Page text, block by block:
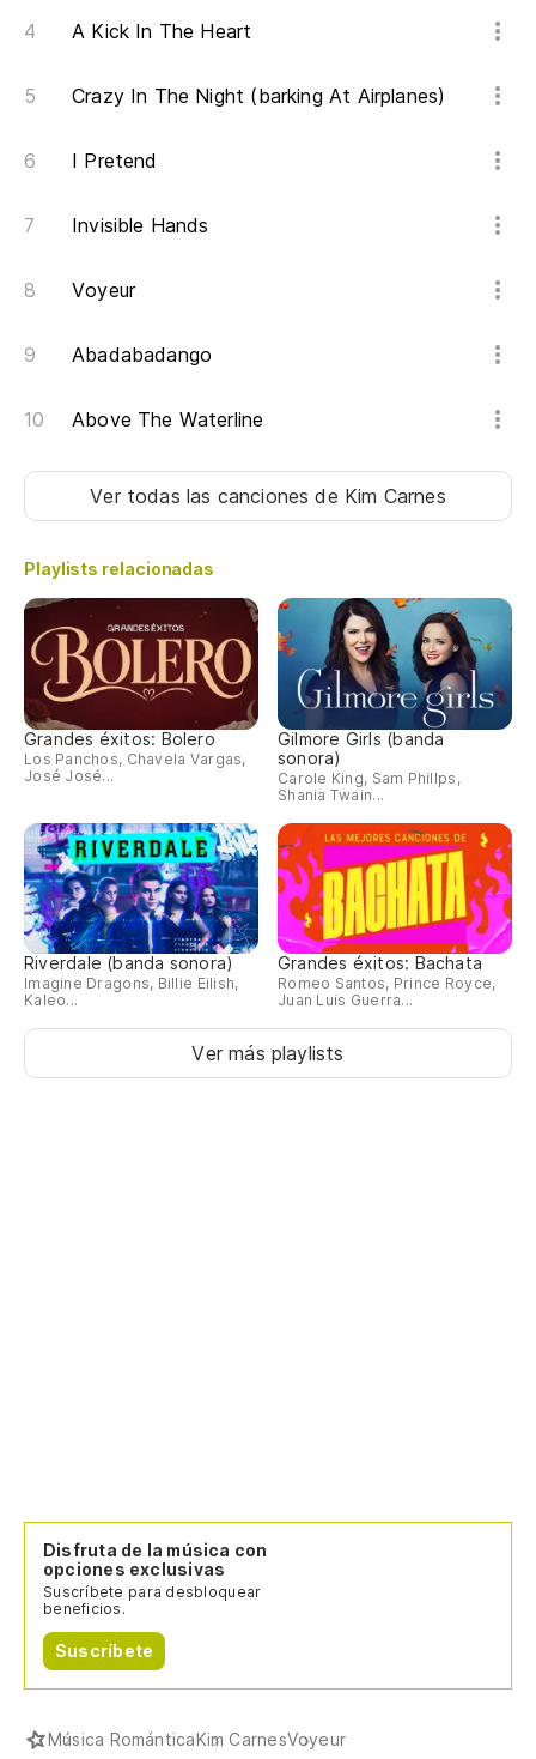
A Kick In The Heart
Crazy In The Night (barking At Airplanes)
I Pretend
Invisible Hands
Voyeur
Abadabadango
Above The Waterline
Ver todas las cancionesde Kim Carnes
Playlists relacionadas
Grandes éxitos: Bolero
Los Panchos, Chavela Vargas,
José José...
Gilmore Girls (banda
sonora)
Carole King, Sam Phillps,
Shania Twain...
Riverdale (banda sonora)
Imagine Dragons, Billie Eilish,
Kaleo...
Grandes éxitos: Bachata
Romeo Santos, Prince Royce,
Juan Luis Guerra...
Ver más playlists
Disfruta de la música con
opciones exclusivas
Suscríbete para desbloquear
beneficios.
Suscríbete
Música RománticaKim CarnesVoyeur